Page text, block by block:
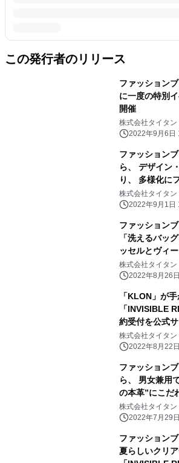
この発行者のリリース
ファッション
に一度の特別
開催
株式会社タイタン
2022年9月6日
ファッション
ら、 デザイン
り、 多様化に
ク 「MATTE
類が9月1日に
株式会社タイタン
2022年9月1日
ファッション
「洗えるバッ
ッセルとヴィ
の異素材を ミ
サコッシュ
株式会社タイタン
2022年8月26
「KLON」が
「INVISIBLE
約受付を公式
より開始！
株式会社タイタン
2022年8月22
ファッション
ら、 男女兼用
の本革”にこだ
LEATHERシリ
株式会社タイタン
2022年7月29
ファッション
夏らしいクリ